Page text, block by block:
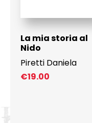
La mia storia al
Nido
Piretti Daniela
€19.00